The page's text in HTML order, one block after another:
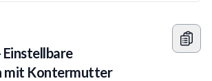
mit Kontermutter